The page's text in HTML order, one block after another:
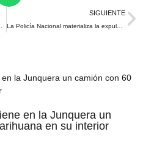
SIGUIENTE
La Policía Nacional materializa la expulsión de 20 ciudadanos extranjeros “multirreincidentes”
en la Junquera un
en su interior